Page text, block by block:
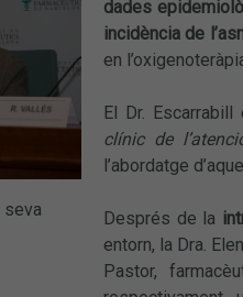
seva
dades
incidència de
en
El Dr.
clínic de
l’abordatge
Després de la
entorn, la Dra.
Pastor,